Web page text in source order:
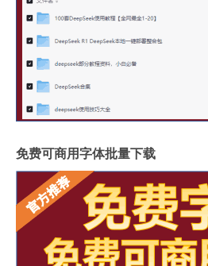
免费可商用字体批量下载